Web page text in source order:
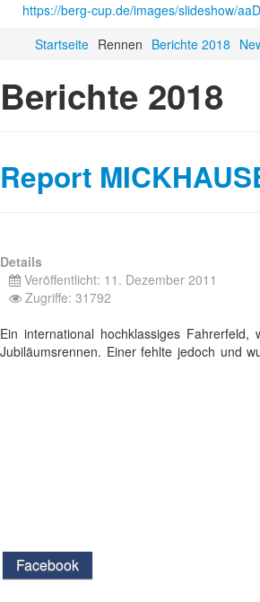
https://berg-cup.de/images/slideshow/
Startseite Rennen Berichte 2018
Berichte 2018
Report
Details
Veröffentlicht: 11. Dezember 2011
Zugriffe: 31792
Ein international hochklassiges
Jubiläumsrennen. Einer fehlte jedoch und
Facebook